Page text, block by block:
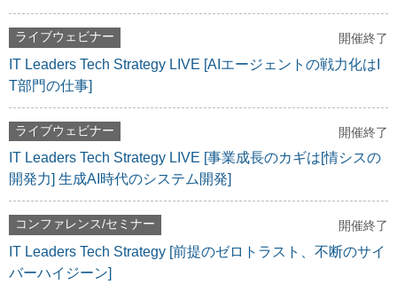
ライブウェビナー 開催終了
IT Leaders Tech Strategy LIVE [AIエージェントの戦力化はI
T部門の仕事]
ライブウェビナー 開催終了
IT Leaders Tech Strategy LIVE [事業成長のカギは[情シスの
開発力] 生成AI時代のシステム開発]
コンファレンス/セミナー 開催終了
IT Leaders Tech Strategy [前提のゼロトラスト、不断のサイ
バーハイジーン]